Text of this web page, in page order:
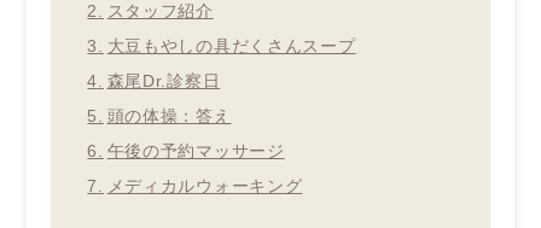
スタッフ紹介
大豆もやしの具だくさんスープ
森尾Dr.診察日
頭の体操：答え
午後の予約マッサージ
メディカルウォーキング